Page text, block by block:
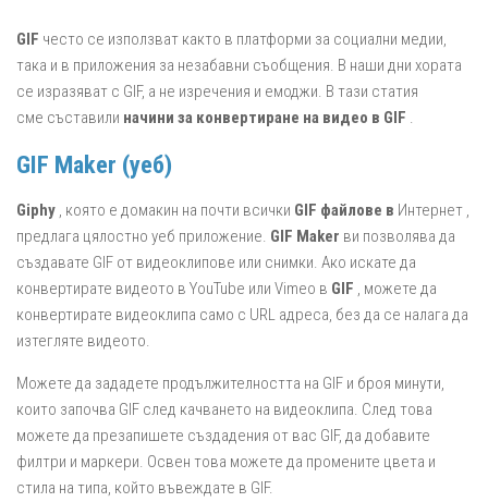
GIF често се използват както в платформи за социални медии,
така и в приложения за незабавни съобщения. В наши дни хората
се изразяват с GIF, а не изречения и емоджи. В тази статия
сме съставили начини за конвертиране на видео в GIF .
GIF Maker (уеб)
Giphy , която е домакин на почти всички GIF файлове в Интернет ,
предлага цялостно уеб приложение. GIF Maker ви позволява да
създавате GIF от видеоклипове или снимки. Ако искате да
конвертирате видеото в YouTube или Vimeo в GIF , можете да
конвертирате видеоклипа само с URL адреса, без да се налага да
изтегляте видеото.
Можете да зададете продължителността на GIF и броя минути,
които започва GIF след качването на видеоклипа. След това
можете да презапишете създадения от вас GIF, да добавите
филтри и маркери. Освен това можете да промените цвета и
стила на типа, който въвеждате в GIF.